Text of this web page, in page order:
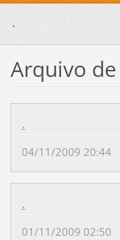
.
Arquivo
.
04/11/2009 20:44
.
01/11/2009 02:50